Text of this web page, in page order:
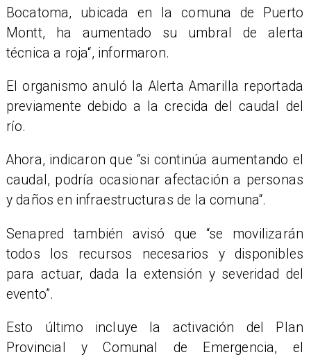
Bocatoma, ubicada en la comuna de Puerto
Montt, ha aumentado su umbral de alerta
técnica a roja“, informaron.
​El organismo anuló la Alerta Amarilla reportada
previamente debido a la crecida del caudal del
río.
​Ahora, indicaron que “si continúa aumentando el
caudal, podría ocasionar afectación a personas
y daños en infraestructuras de la comuna“.
Senapred también avisó que “se movilizarán
todos los recursos necesarios y disponibles
para actuar, dada la extensión y severidad del
evento”.
​Esto último incluye la activación del Plan
Provincial y Comunal de Emergencia, el